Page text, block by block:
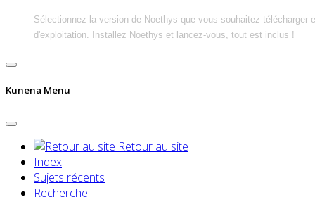
Sélectionnez la version de Noethys que vous souhaitez télécharger
d'exploitation. Installez Noethys et lancez-vous, tout est inclus !
Kunena Menu
Retour au site
Index
Sujets récents
Recherche